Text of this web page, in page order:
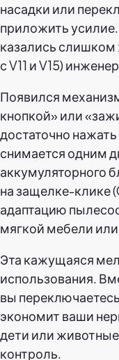
насадки или
приложить
казались слишком
с V11 и V15)
Появился
кнопкой» или
достаточно
снимается одним
аккумуляторного
на защелке-клике
адаптацию
мягкой мебели
Эта кажущаяся
использования.
вы
экономит ваши
дети или
контроль.